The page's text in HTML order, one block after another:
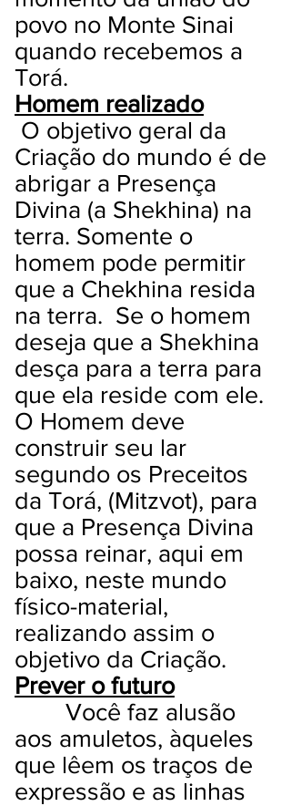
povo no Monte Sinai
quando recebemos a
Torá.
Homem realizado
O objetivo geral da
Criação do mundo é de
abrigar a Presença
Divina (a Shekhina) na
terra. Somente o
homem pode permitir
que a Chekhina resida
na terra. Se o homem
deseja que a Shekhina
desça para a terra para
que ela reside com ele.
O Homem deve
construir seu lar
segundo os Preceitos
da Torá, (Mitzvot), para
que a Presença Divina
possa reinar, aqui em
baixo, neste mundo
físico-material,
realizando assim o
objetivo da Criação.
Prever o futuro
Você faz alusão
aos amuletos, àqueles
que lêem os traços de
expressão e as linhas